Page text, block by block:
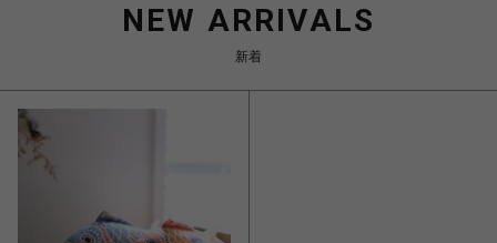
NEW ARRIVALS
新着